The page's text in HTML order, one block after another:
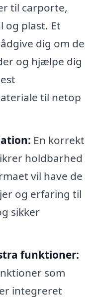
til carporte,
plast. Et
dig om de
og hjælpe dig
til netop
En korrekt
holdbarhed
vil have de
og erfaring til
sikker
funktioner:
som
integreret